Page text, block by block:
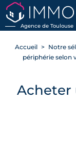
Agence de Toulouse
Accueil
Notre
périphérie selon
Acheter